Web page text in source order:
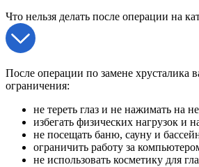
Что нельзя делать после операции на
После операции по замене хрусталика
ограничения:
не тереть глаз и не нажимать на
избегать физических нагрузок и
не посещать баню, сауну и
ограничить работу за
не использовать косметику для